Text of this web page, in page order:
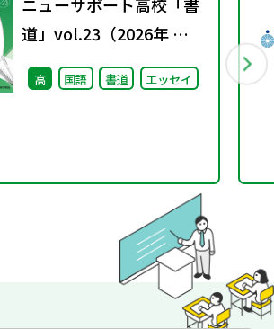
道」vol.23（2026年 春
号）
高 国語 書道 エッセイ